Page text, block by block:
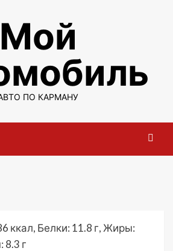
Мой
ПО КАРМАНУ
ккал, Белки: 11.8 г, Жиры:
8.3 г